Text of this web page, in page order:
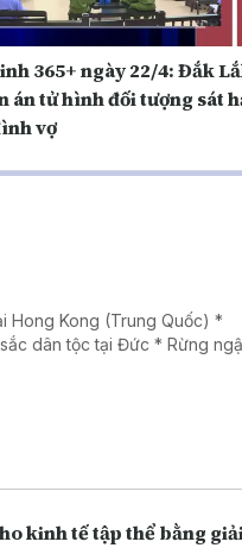
ngày 22/4: Đắk Lắk
án tử hình đối tượng sát
vợ
Hong Kong (Trung Quốc) *
dân tộc tại Đức * Rừng
kinh tế tập thể bằng